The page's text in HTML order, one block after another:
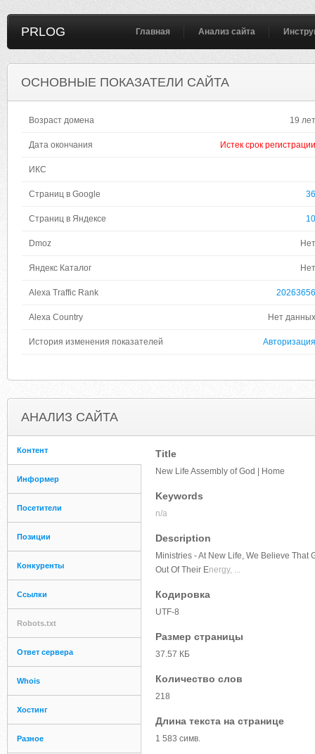
PRLOG Главная Анализ сайта
ОСНОВНЫЕ ПОКАЗАТЕЛИ САЙТА
Возраст домена 19 лет
Дата окончания Истек срок регистрации
ИКС
Страниц в Google 36
Страниц в Яндексе 10
Dmoz Нет
Яндекс Каталог Нет
Alexa Traffic Rank 20263656
Alexa Country Нет данных
История изменения показателей Авторизация
АНАЛИЗ САЙТА
Контент
Информер
Посетители
Позиции
Конкуренты
Ссылки
Robots.txt
Ответ сервера
Whois
Хостинг
Разное
Title
New Life Assembly of God | Home
Keywords
n/a
Description
Ministries - At New Life, We Believe That
Out Of Their Energy, ...
Кодировка
UTF-8
Размер страницы
37.57 КБ
Количество слов
218
Длина текста на странице
1 583 симв.